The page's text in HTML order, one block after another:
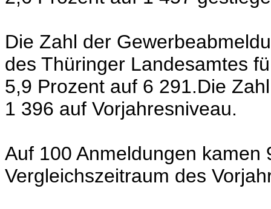
Die Zahl der
des Thüringer Landesamtes
5,9 Prozent auf 6 291.Die
1 396 auf Vorjahresniveau.
Auf 100 Anmeldungen kamen
Vergleichszeitraum des